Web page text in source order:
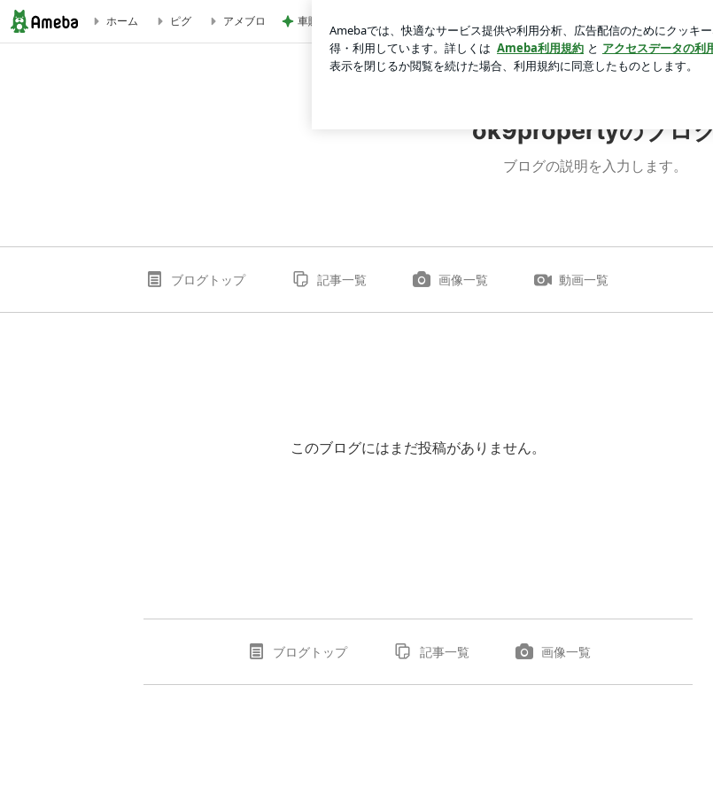
ホーム ピグ アメブロ 車購入のために始めた教習所通い
ok9propertyのブログ
ブログの説明を入力します。
ブログトップ 記事一覧 画像一覧 動画一覧
このブログにはまだ投稿がありません。
ブログトップ 記事一覧 画像一覧